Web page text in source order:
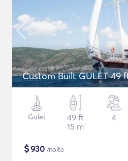
Custom Built GULET 49
Gulet
49 ft
15 m
4
$930 /noite